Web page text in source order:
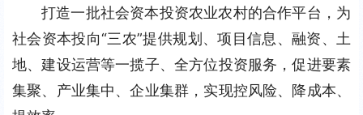
打造一批社会资本投资农业农村的合作平台，为
社会资本投向“三农”提供规划、项目信息、融资、土
地、建设运营等一揽子、全方位投资服务，促进要素
集聚、产业集中、企业集群，实现控风险、降成本、